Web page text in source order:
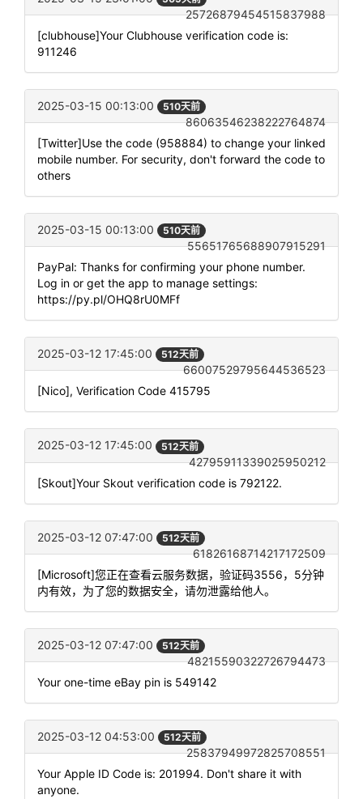
25726879454515837988
[clubhouse]Your Clubhouse verification code is:
911246
2025-03-15 00:13:00 510天前
86063546238222764874
[Twitter]Use the code (958884) to change your linked
mobile number. For security, don't forward the code to
others
2025-03-15 00:13:00 510天前
55651765688907915291
PayPal: Thanks for confirming your phone number.
Log in or get the app to manage settings:
https://py.pl/OHQ8rU0MFf
2025-03-12 17:45:00 512天前
66007529795644536523
[Nico], Verification Code 415795
2025-03-12 17:45:00 512天前
42795911339025950212
[Skout]Your Skout verification code is 792122.
2025-03-12 07:47:00 512天前
61826168714217172509
[Microsoft]您正在查看云服务数据，验证码3556，5分钟
内有效，为了您的数据安全，请勿泄露给他人。
2025-03-12 07:47:00 512天前
48215590322726794473
Your one-time eBay pin is 549142
2025-03-12 04:53:00 512天前
25837949972825708551
Your Apple ID Code is: 201994. Don't share it with
anyone.